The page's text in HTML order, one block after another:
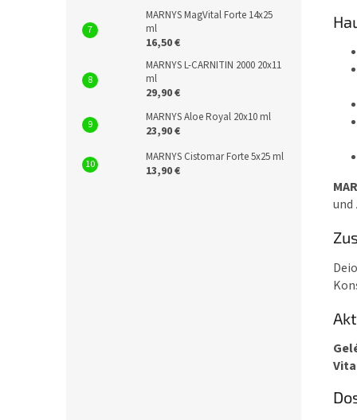
MARNYS MagVital Forte 14x25
ml
16,50 €
MARNYS L-CARNITIN 2000 20x11
ml
29,90 €
MARNYS Aloe Royal 20x10 ml
23,90 €
MARNYS Cistomar Forte 5x25 ml
13,90 €